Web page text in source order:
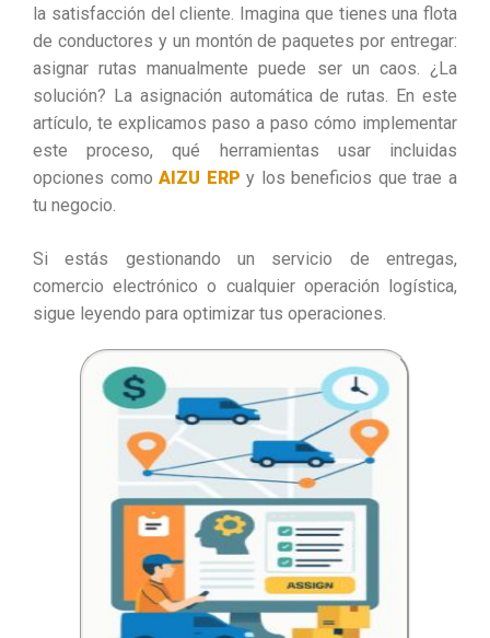
la satisfacción del cliente. Imagina que tienes una flota
de conductores y un montón de paquetes por entregar:
asignar rutas manualmente puede ser un caos. ¿La
solución? La asignación automática de rutas. En este
artículo, te explicamos paso a paso cómo implementar
este proceso, qué herramientas usar incluidas
opciones comoAIZU ERP y los beneficios que trae a
tu negocio.
Si estás gestionando un servicio de entregas,
comercio electrónico o cualquier operación logística,
sigue leyendo para optimizar tus operaciones.